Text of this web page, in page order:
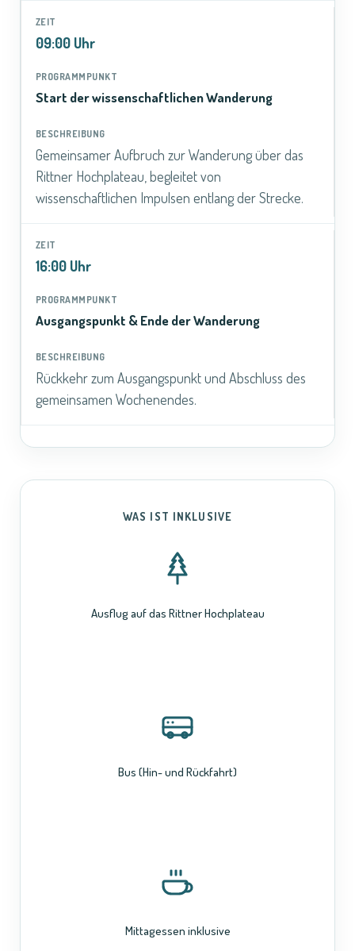
09:00 Uhr
Start der wissenschaftlichen Wanderung
Gemeinsamer Aufbruch zur Wanderung über das
Rittner Hochplateau, begleitet von
wissenschaftlichen Impulsen entlang der Strecke.
16:00 Uhr
Ausgangspunkt & Ende der Wanderung
Rückkehr zum Ausgangspunkt und Abschluss des
gemeinsamen Wochenendes.
WAS IST INKLUSIVE
Ausflug auf das Rittner Hochplateau
Bus (Hin- und Rückfahrt)
Mittagessen inklusive